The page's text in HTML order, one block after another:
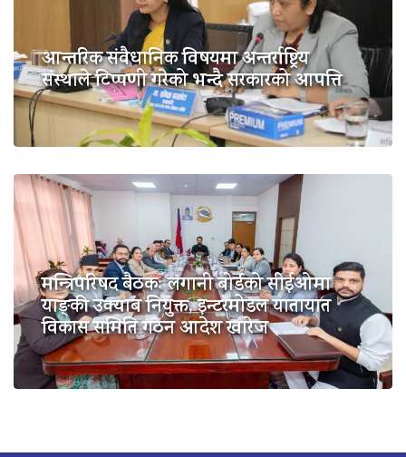
आन्तरिक संवैधानिक विषयमा अन्तर्राष्ट्रिय
संस्थाले टिप्पणी गरेको भन्दै सरकारको आपत्ति
मन्त्रिपरिषद बैठकः लगानी बोर्डको सीईओमा
याङ्की उक्याब नियुक्त, इन्टरमोडल यातायात
विकास समिति गठन आदेश खारेज